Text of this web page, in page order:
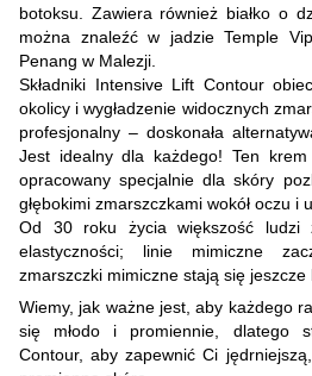
botoksu. Zawiera również białko o
można znaleźć w jadzie Temple
Penang w Malezji.
Składniki Intensive Lift Contour
okolicy i wygładzenie widocznych
profesjonalny – doskonała
Jest idealny dla każdego! Ten
opracowany specjalnie dla skóry
głębokimi zmarszczkami wokół oczu i
Od 30 roku życia większość ludzi
elastyczności; linie mimiczne
zmarszczki mimiczne stają się jeszcze
Wiemy, jak ważne jest, aby każdego
się młodo i promiennie, dlatego
Contour, aby zapewnić Ci